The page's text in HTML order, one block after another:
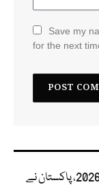
Save my
for the next
انٹرنیشنل نیوکلیئر سائنس اولمپیاڈ 2026، پاکستان نے